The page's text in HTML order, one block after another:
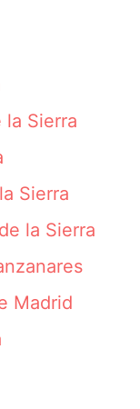
la Sierra
Sierra
la Sierra
Madrid